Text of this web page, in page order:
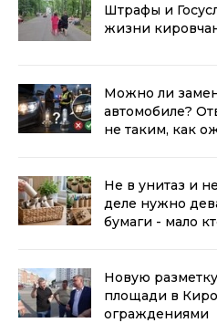
Штрафы и
жизни кировчан
Можно ли
автомобиле?
не таким, как
Не в унитаз и
деле нужно
бумаги - мало
Новую
площади в
ограждениями